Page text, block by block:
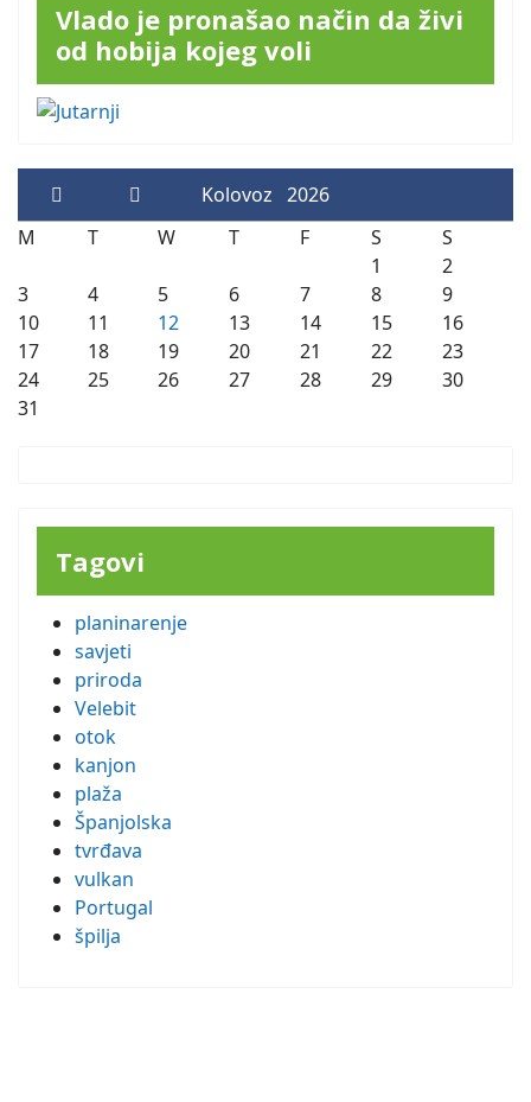
Vlado je pronašao način da živi
od hobija kojeg voli
Kolovoz 2026
M
T W T F S
S
1
2
3
4 5 6 7 8
9
10
11 12 13 14 15
16
17
18 19 20 21 22
23
24
25 26 27 28 29
30
31
Tagovi
planinarenje
savjeti
priroda
Velebit
otok
kanjon
plaža
Španjolska
tvrđava
vulkan
Portugal
špilja